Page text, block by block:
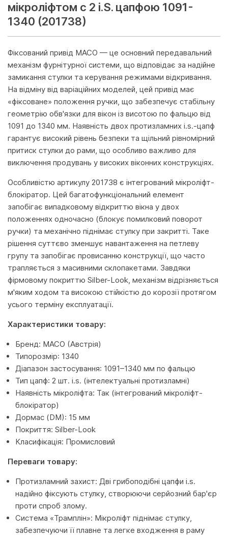
мікроліфтом c 2 i.S. цапфою 1091-
1340 (201738)
Фіксований привід MACO — це основний передавальний
механізм фурнітурної системи, що відповідає за надійне
замикання стулки та керування режимами відкривання.
На відміну від варіаційних моделей, цей привід має
«фіксоване» положення ручки, що забезпечує стабільну
геометрію обв'язки для вікон із висотою по фальцю від
1091 до 1340 мм. Наявність двох протизламних i.s.-цапф
гарантує високий рівень безпеки та щільний рівномірний
притиск стулки до рами, що особливо важливо для
виключення продувань у високих віконних конструкціях.
Особливістю артикулу 201738 є інтегрований мікроліфт-
блокіратор. Цей багатофункціональний елемент
запобігає випадковому відкриттю вікна у двох
положеннях одночасно (блокує помилковий поворот
ручки) та механічно піднімає стулку при закритті. Таке
рішення суттєво зменшує навантаження на петлеву
групу та запобігає провисанню конструкції, що часто
трапляється з масивними склопакетами. Завдяки
фірмовому покриттю Silber-Look, механізм відрізняється
м'яким ходом та високою стійкістю до корозії протягом
усього терміну експлуатації.
Характеристики товару:
Бренд: MACO (Австрія)
Типорозмір: 1340
Діапазон застосування: 1091–1340 мм по фальцю
Тип цапф: 2 шт. i.s. (інтелектуальні протизламні)
Наявність мікроліфта: Так (інтегрований мікроліфт-
блокіратор)
Дормас (DM): 15 мм
Покриття: Silber-Look
Класифікація: Промисловий
Переваги товару:
Протизламний захист: Дві грибоподібні цапфи i.s.
надійно фіксують стулку, створюючи серйозний бар'єр
проти спроб злому.
Система «Трамплін»: Мікроліфт піднімає стулку,
забезпечуючи її плавне та легке входження в раму